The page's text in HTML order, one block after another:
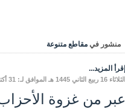
منشور في مقاطع متنوعة
إقرأ المزيد...
الثلاثاء 16 ربيع الثاني 1445 هـ الموافق لـ: 31 أكتوبر 2023 16:57
عبر من غزوة